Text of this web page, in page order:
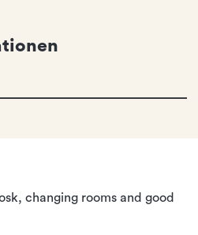
changing rooms and good